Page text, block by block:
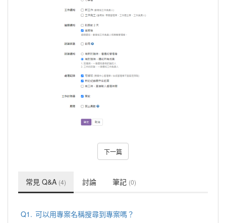
下一篇
常見 Q&A (4) 討論 筆記 (0)
Q1. 可以用專案名稱搜尋到專案嗎？